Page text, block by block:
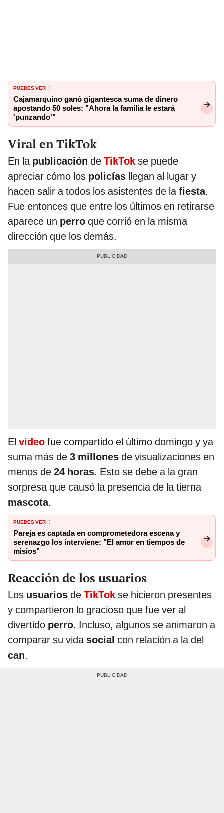
PUEDES VER :
Cajamarquino ganó gigantesca suma de dinero
apostando 50 soles: "Ahora la familia le estará
'punzando'"
Viral en TikTok
En la publicación de TikTok se puede
apreciar cómo los policías llegan al lugar y
hacen salir a todos los asistentes de lafiesta.
Fue entonces que entre los últimos en retirarse
aparece un perro que corrió en la misma
dirección que los demás.
El video fue compartido el último domingo y ya
suma más de 3 millones de visualizaciones en
menos de 24 horas. Esto se debe a la gran
sorpresa que causó la presencia de la tierna
mascota.
PUEDES VER :
Pareja es captada en comprometedora escena y
serenazgo los interviene: "El amor en tiempos de
misios"
Reacción de los usuarios
Los usuarios de TikTok se hicieron presentes
y compartieron lo gracioso que fue ver al
divertido perro. Incluso, algunos se animaron a
comparar su vida social con relación a la del
can.